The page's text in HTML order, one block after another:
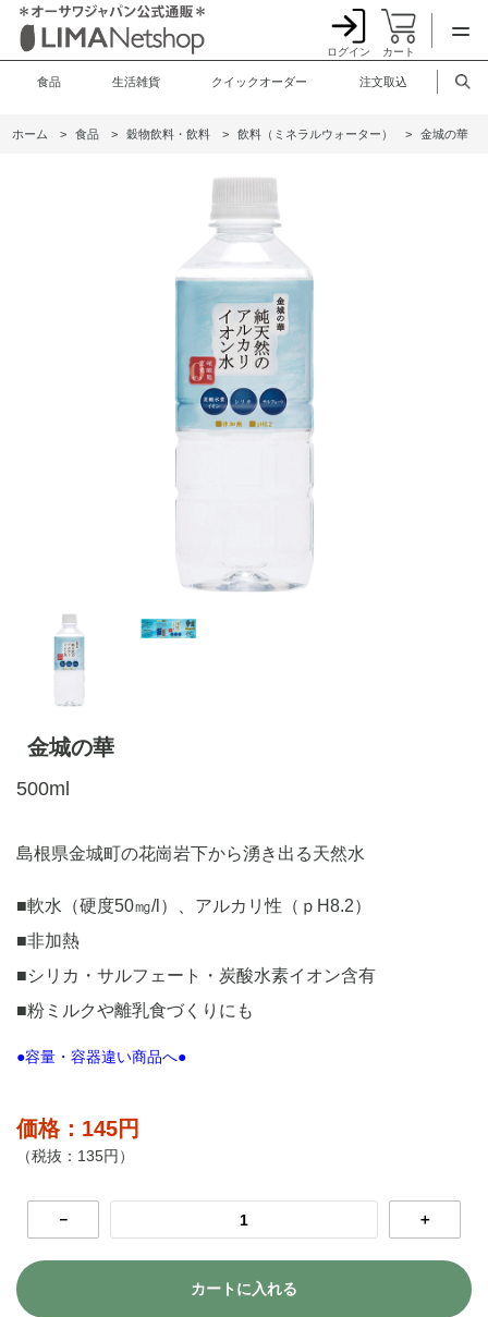
ログイン カート
食品 生活雑貨 クイックオーダー 注文取込
ホーム > 食品 > 穀物飲料・飲料 > 飲料（ミネラルウォーター） > 金城の華
金城の華
500ml
島根県金城町の花崗岩下から湧き出る天然水
■軟水（硬度50㎎/l）、アルカリ性（ｐH8.2）
■非加熱
■シリカ・サルフェート・炭酸水素イオン含有
■粉ミルクや離乳食づくりにも
●容量・容器違い商品へ●
価格：145円
（税抜：135円）
－ ＋
カートに入れる